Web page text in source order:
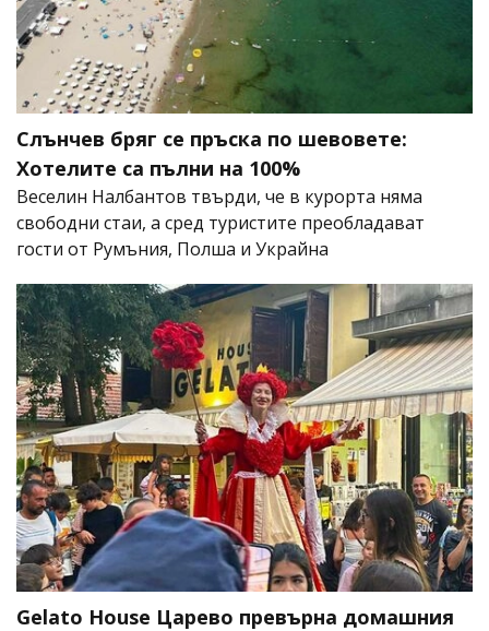
Слънчев бряг се пръска по шевовете:
Хотелите са пълни на 100%
Веселин Налбантов твърди, че в курорта няма
свободни стаи, а сред туристите преобладават
гости от Румъния, Полша и Украйна
Gelato House Царево превърна домашния